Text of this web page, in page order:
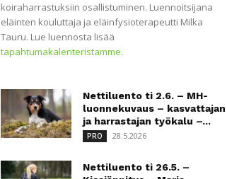
koiraharrastuksiin osallistuminen. Luennoitsijana
eläinten kouluttaja ja eläinfysioterapeutti Milka
Tauru. Lue luennosta lisää
tapahtumakalenteristamme.
Nettiluento ti 2.6. – MH-
luonnekuvaus – kasvattajan
ja harrastajan työkalu –...
PRO 28.5.2026
Nettiluento ti 26.5. –